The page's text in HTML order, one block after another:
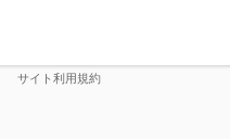
サイト利用規約